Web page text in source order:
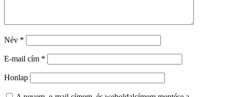
Név *
E-mail cím *
Honlap